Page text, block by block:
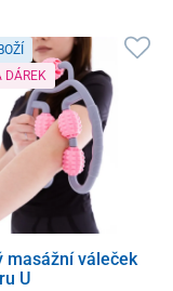
DÁREK
masážní váleček
U